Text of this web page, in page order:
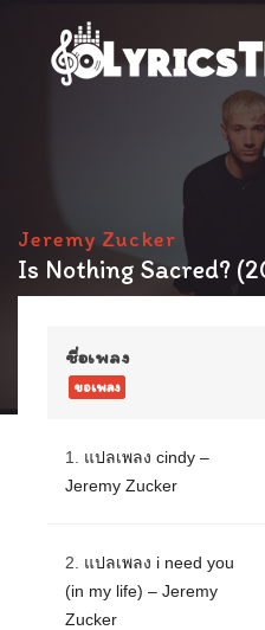
Jeremy Zucker
Is Nothing Sacred?
ชื่อเพลง
ขอเพลง
1. แปลเพลง cindy –
Jeremy Zucker
2. แปลเพลง i need you
(in my life) – Jeremy
Zucker